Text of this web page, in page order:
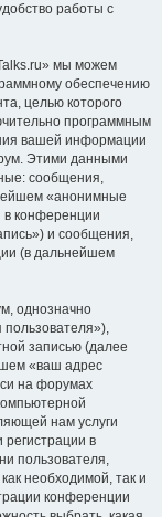
работы с
мы можем
обеспечению
целью которого
программным
вашей информации
Этими данными
сообщения,
«анонимные
в конференции
и сообщения,
(в дальнейшем
однозначно
записью (далее
«ваш адрес
на форумах
нам услуги
в
пользователя,
необходимой, так и
конференции